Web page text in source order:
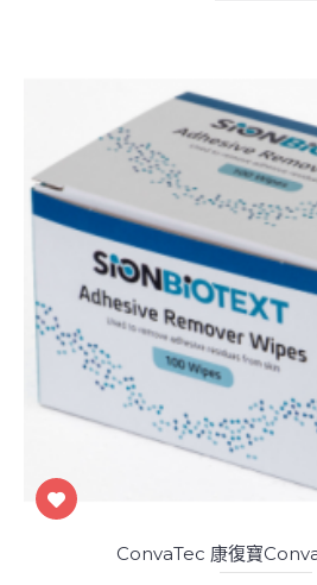
ConvaTec 康復寶